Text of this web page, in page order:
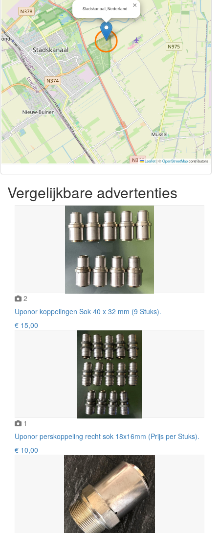
Stadskanaal, Nederland ×
Leaflet|©OpenStreetMapcontributors
Vergelijkbare advertenties
2
Uponor koppelingen Sok 40 x 32 mm (9 Stuks).
€ 15,00
1
Uponor perskoppeling recht sok 18x16mm (Prijs per Stuks).
€ 10,00